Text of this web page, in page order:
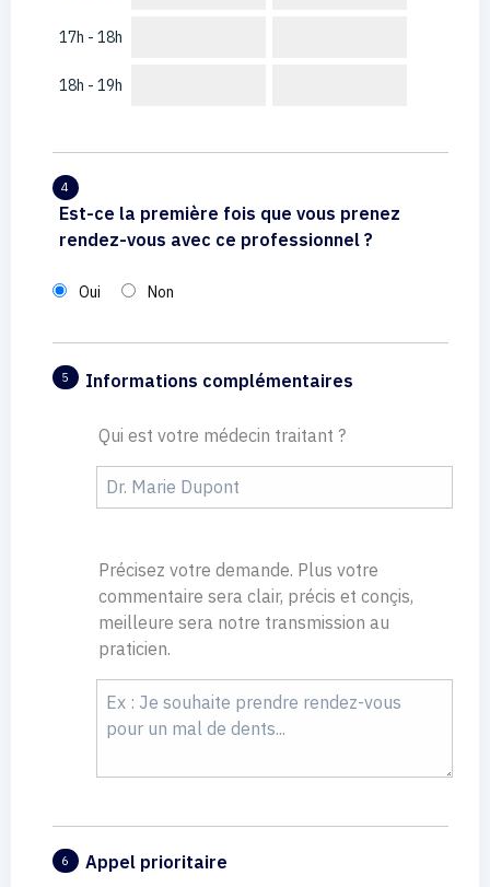
17h - 18h
18h - 19h
4
Est-ce la première fois que vous prenez
rendez-vous avec ce professionnel ?
Oui Non
5 Informations complémentaires
Qui est votre médecin traitant ?
Précisez votre demande. Plus votre
commentaire sera clair, précis et conçis,
meilleure sera notre transmission au
praticien.
6 Appel prioritaire